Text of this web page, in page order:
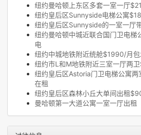
纽约曼哈顿上东区多套一室一厅
纽约皇后区Sunnyside电梯公寓
纽约皇后区Sunnyside的一室一厅
纽约曼哈顿中城近联合国门卫电
电
纽约中城地铁附近统舱$1990/月包
纽约市L和M地铁附近三室一厅两
纽约皇后区Astoria门卫电梯公寓
在租
纽约皇后区森林小丘大单间出租
曼哈顿第一大道公寓一室一厅出租